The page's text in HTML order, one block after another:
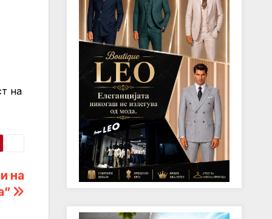
на
на